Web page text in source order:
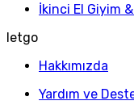
İkinci El Giyim
letgo
Hakkımızda
Yardım ve